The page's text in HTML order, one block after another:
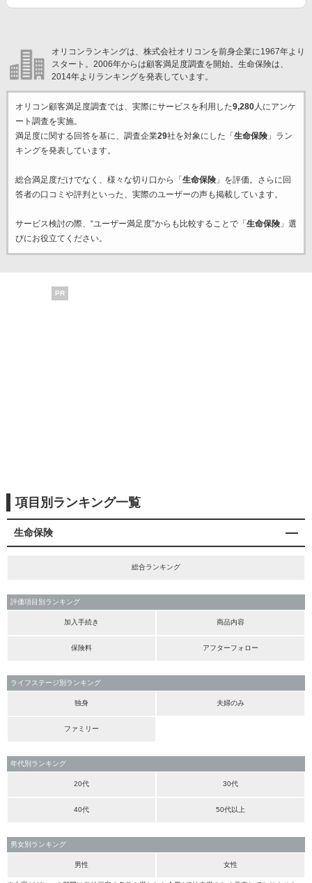
オリコンランキングは、株式会社オリコンを前身企業に1967年より
スタート。2006年からは顧客満足度調査を開始。生命保険は、
2014年よりランキングを発表しています。
オリコン顧客満足度調査では、実際にサービスを利用した9,280人にアンケ
ート調査を実施。
満足度に関する回答を基に、調査企業29社を対象にした「 生命保険」ラン
キングを発表しています。
総合満足度だけでなく、様々な切り口から「 生命保険」を評価。さらに回
答者の口コミや評判といった、実際のユーザーの声も掲載しています。
サービス検討の際、“ユーザー満足度”からも比較することで「 生命保険」選
びにお役立てください。
PR
項目別ランキング一覧
生命保険
総合ランキング
評価項目別ランキング
加入手続き 商品内容
保険料 アフターフォロー
ライフステージ別ランキング
独身 夫婦のみ
ファミリー
年代別ランキング
20代 30代
40代 50代以上
男女別ランキング
男性 女性